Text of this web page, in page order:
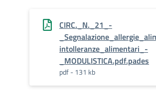
CIRC._N._21_-
intolleranze_alimentari_-
_MODULISTICA.pdf.pades
pdf - 131 kb